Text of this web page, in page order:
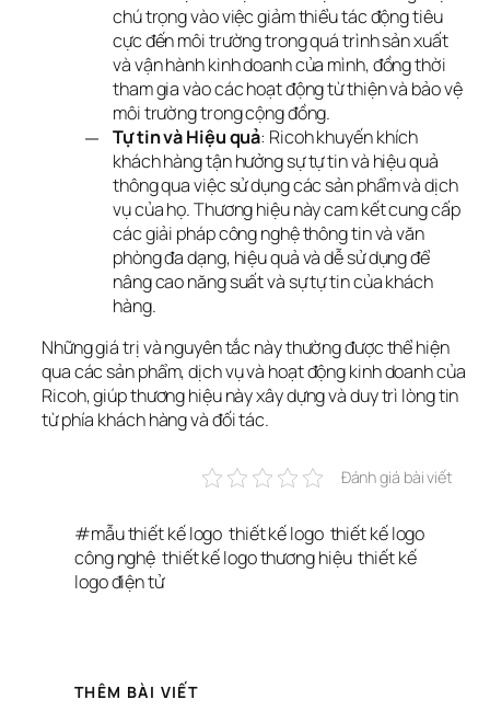
chú trọng vào việc giảm thiểu tác động tiêu
cực đến môi trường trong quá trình sản xuất
và vận hành kinh doanh của mình, đồng thời
tham gia vào các hoạt động từ thiện và bảo vệ
môi trường trong cộng đồng.
Tự tin và Hiệu quả: Ricoh khuyến khích
khách hàng tận hưởng sự tự tin và hiệu quả
thông qua việc sử dụng các sản phẩm và dịch
vụ của họ. Thương hiệu này cam kết cung cấp
các giải pháp công nghệ thông tin và văn
phòng đa dạng, hiệu quả và dễ sử dụng để
nâng cao năng suất và sự tự tin của khách
hàng.
Những giá trị và nguyên tắc này thường được thể hiện
qua các sản phẩm, dịch vụ và hoạt động kinh doanh của
Ricoh, giúp thương hiệu này xây dựng và duy trì lòng tin
từ phía khách hàng và đối tác.
Đánh giá bài viết
#mẫu thiết kế logo thiết kế logo thiết kế logo
công nghệ thiết kế logo thương hiệu thiết kế
logo điện tử
THÊM BÀI VIẾT